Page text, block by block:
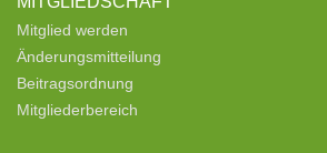
Mitglied werden
Änderungsmitteilung
Beitragsordnung
Mitgliederbereich